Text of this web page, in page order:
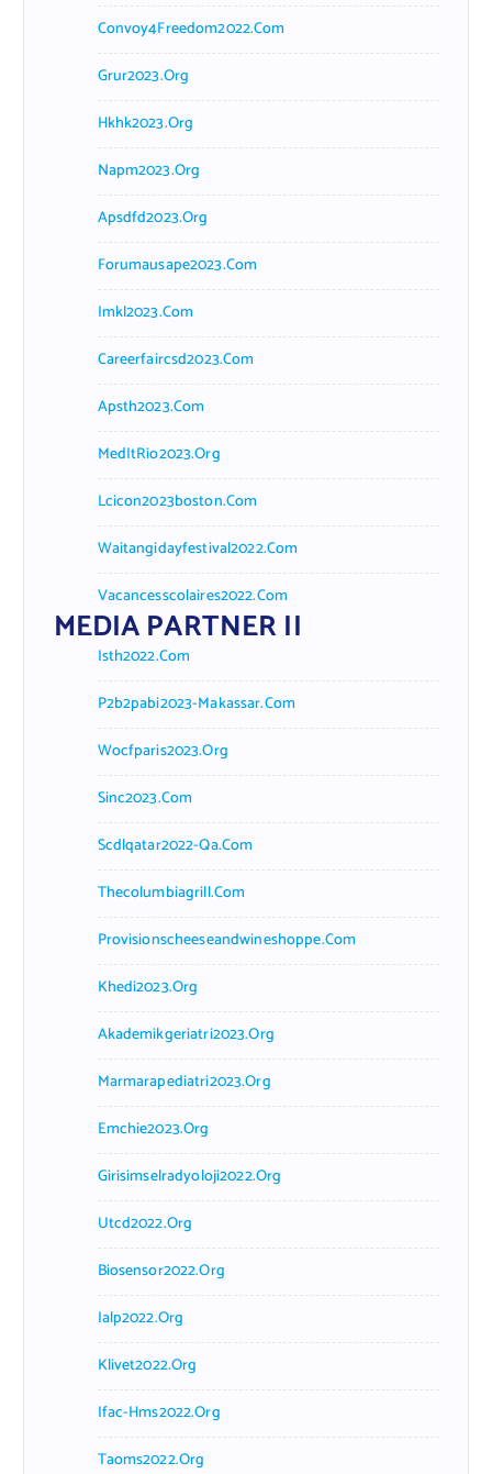
Convoy4Freedom2022.com
Grur2023.org
Hkhk2023.org
Napm2023.org
Apsdfd2023.org
Forumausape2023.com
Imkl2023.com
Careerfaircsd2023.com
Apsth2023.com
MedItRio2023.org
Lcicon2023boston.com
Waitangidayfestival2022.com
Vacancesscolaires2022.com
MEDIA PARTNER II
Isth2022.com
P2b2pabi2023-Makassar.com
Wocfparis2023.org
Sinc2023.com
Scdlqatar2022-Qa.com
Thecolumbiagrill.com
Provisionscheeseandwineshoppe.com
Khedi2023.org
Akademikgeriatri2023.org
Marmarapediatri2023.org
Emchie2023.org
Girisimselradyoloji2022.org
Utcd2022.org
Biosensor2022.org
Ialp2022.org
Klivet2022.org
Ifac-Hms2022.org
Taoms2022.org